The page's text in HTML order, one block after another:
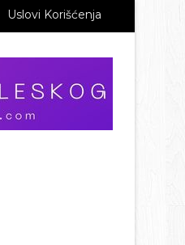
Uslovi Korišćenja